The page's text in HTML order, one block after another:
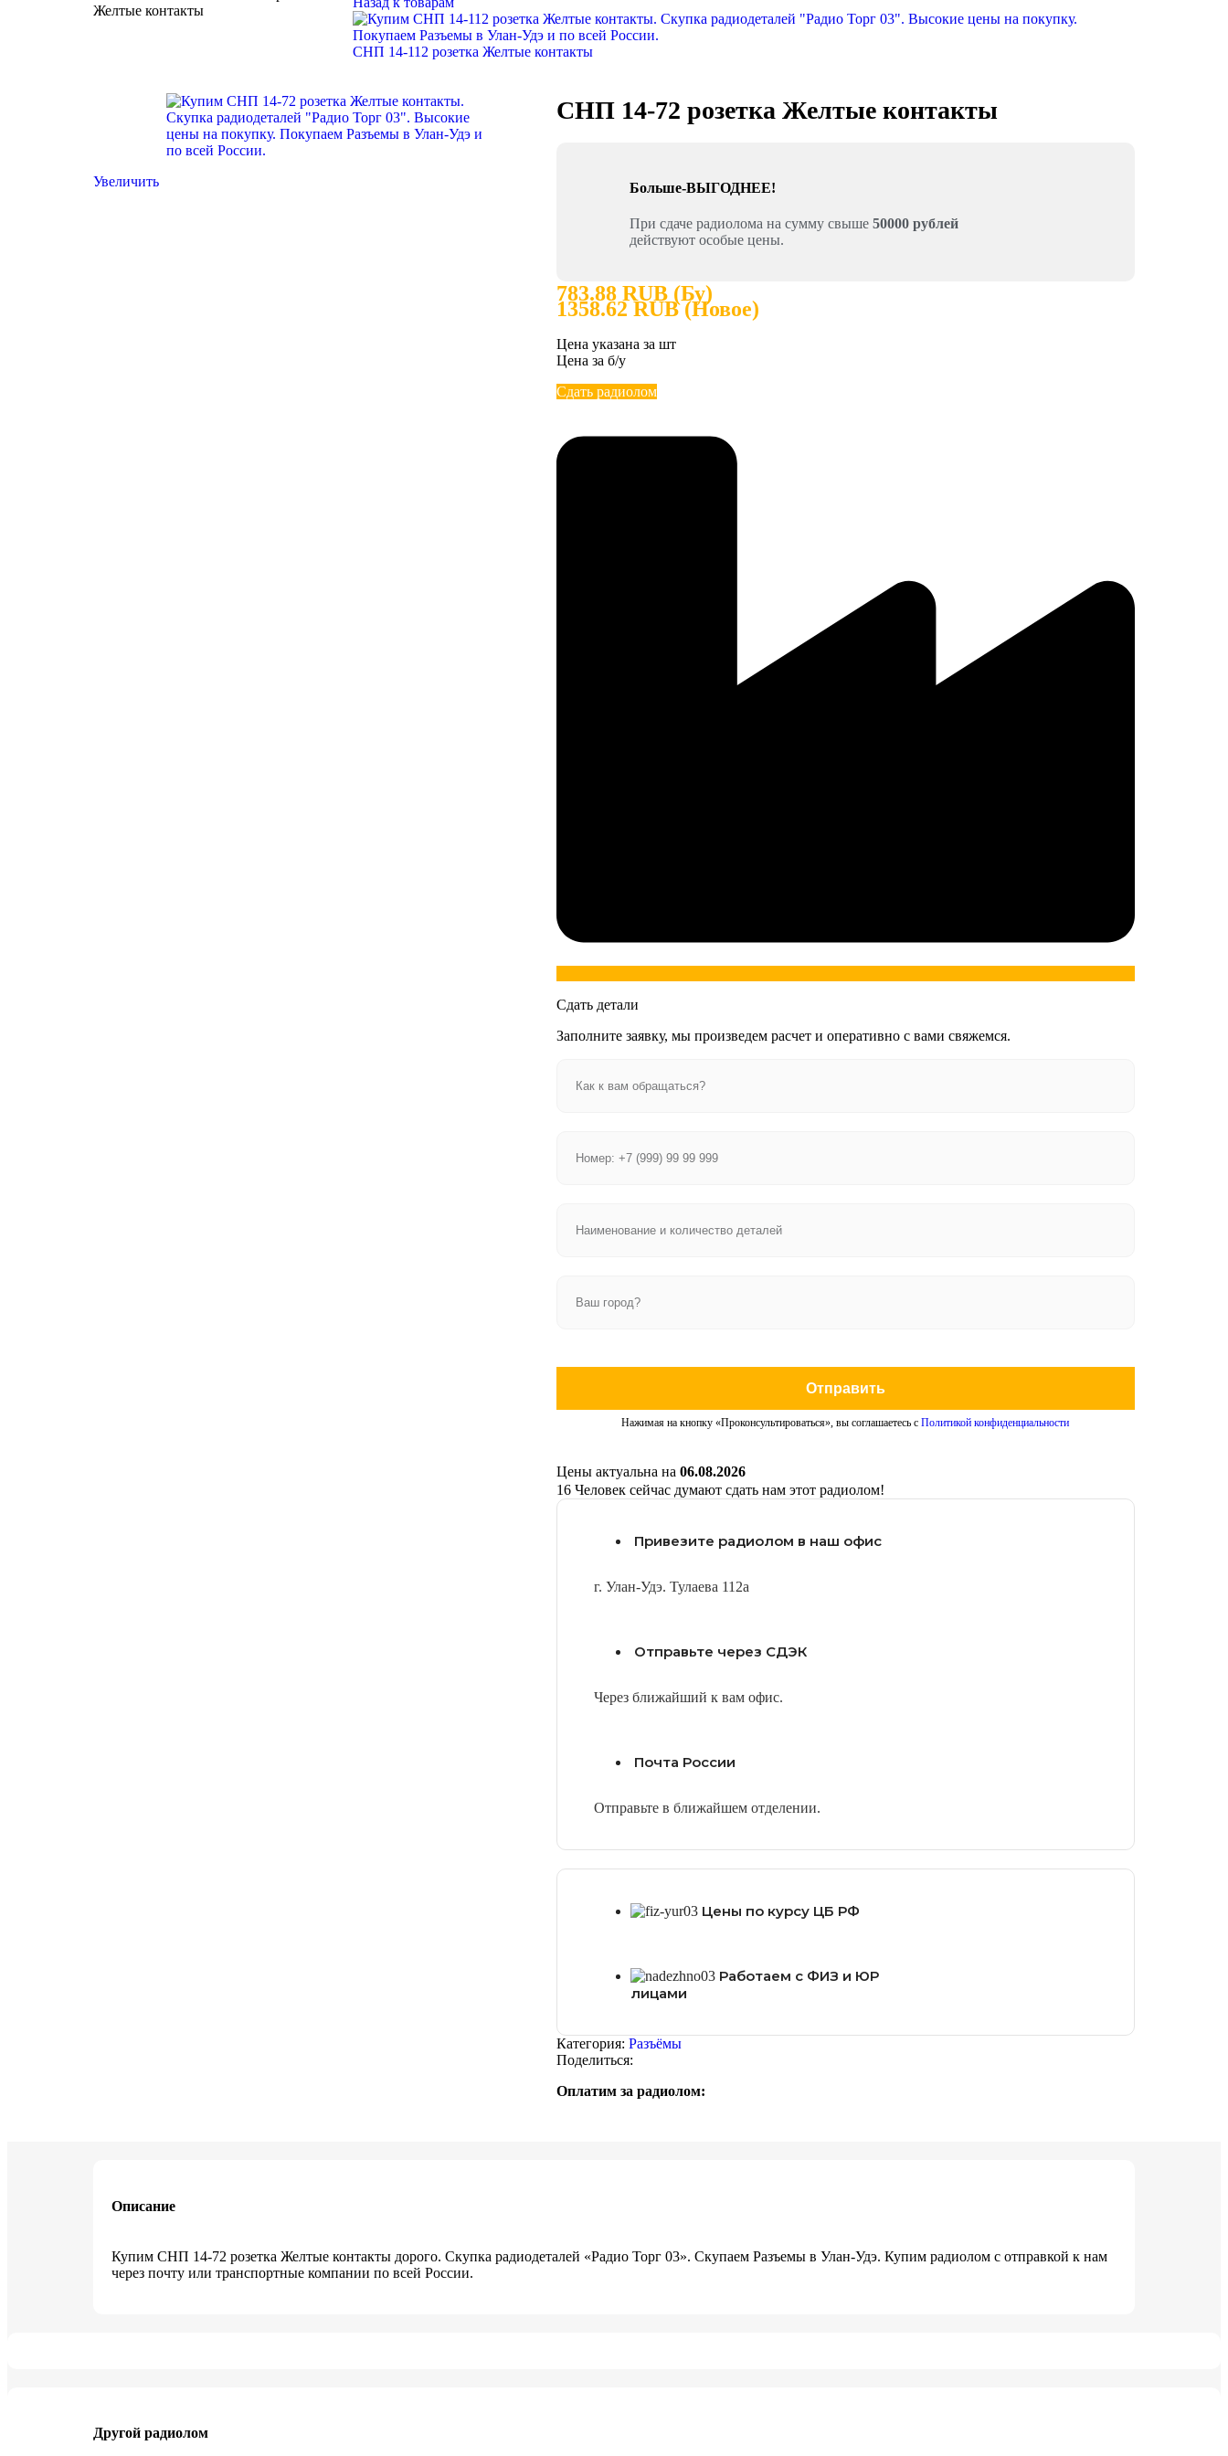
Желтые контакты
СНП 14-112 розетка Желтые контакты
Увеличить
СНП 14-72 розетка Желтые контакты
Больше-ВЫГОДНЕЕ!
При сдаче радиолома на сумму свыше 50000 рублей
действуют особые цены.
783.88 RUB (Бу)
1358.62 RUB (Новое)
Цена указана за шт
Цена за б/у
Сдать радиолом
Сдать детали
Заполните заявку, мы произведем расчет и оперативно с вами свяжемся.
Отправить
Нажимая на кнопку «Проконсультироваться», вы соглашаетесь сПолитикой конфиденциальности
Цены актуальна на 06.08.2026
16 Человек сейчас думают сдать нам этот радиолом!
Привезите радиолом в наш офис
г. Улан-Удэ. Тулаева 112а
Отправьте через СДЭК
Через ближайший к вам офис.
Почта России
Отправьте в ближайшем отделении.
Цены по курсу ЦБ РФ
Работаем с ФИЗ и ЮР
лицами
Категория: Разъёмы
Поделиться:
Оплатим за радиолом:
Описание
Купим СНП 14-72 розетка Желтые контакты дорого. Скупка радиодеталей «Радио Торг 03». Скупаем Разъемы в Улан-Удэ. Купим радиолом с отправкой к нам
через почту или транспортные компании по всей России.
Другой радиолом